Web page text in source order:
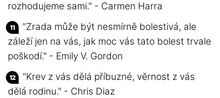
rozhodujeme sami." - Carmen Harra
“Zrada může být nesmírně bolestivá, ale
záleží jen na vás, jak moc vás tato bolest trvale
poškodí." - Emily V. Gordon
“Krev z vás dělá příbuzné, věrnost z vás
dělá rodinu." - Chris Diaz